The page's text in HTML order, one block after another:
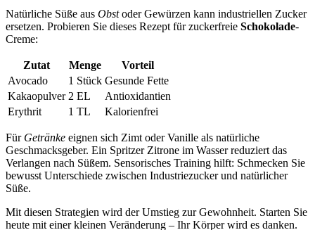
Natürliche Süße aus Obstoder Gewürzen kann industriellen Zucker
ersetzen. Probieren Sie dieses Rezept für zuckerfreie Schokolade-
Creme:
Zutat Menge
Vorteil
Avocado
1 Stück Gesunde Fette
Kakaopulver 2 EL
Antioxidantien
Erythrit
1 TL Kalorienfrei
Für Getränke eignen sich Zimt oder Vanille als natürliche
Geschmacksgeber. Ein Spritzer Zitrone im Wasser reduziert das
Verlangen nach Süßem. Sensorisches Training hilft: Schmecken Sie
bewusst Unterschiede zwischen Industriezucker und natürlicher
Süße.
Mit diesen Strategien wird der Umstieg zur Gewohnheit. Starten Sie
heute mit einer kleinen Veränderung – Ihr Körper wird es danken.